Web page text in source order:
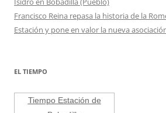
Francisco Reina repasa la historia de la
Estación y pone en valor la nueva
EL TIEMPO
Tiempo Estación de